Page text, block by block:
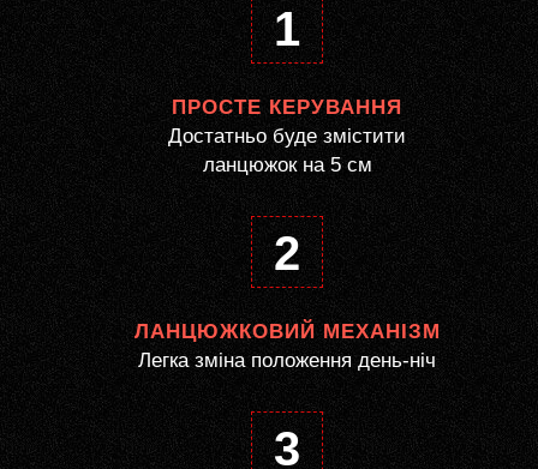
1
ПРОСТЕ КЕРУВАННЯ
Достатньо буде змістити
ланцюжок на 5 см
2
ЛАНЦЮЖКОВИЙ МЕХАНІЗМ
Легка зміна положення день-ніч
3